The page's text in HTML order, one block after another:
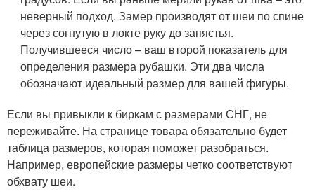
неверный подход. Замер производят от шеи по спине
через согнутую в локте руку до запястья.
Получившееся число – ваш второй показатель для
определения размера рубашки. Эти два числа
обозначают идеальный размер для вашей фигуры.
Если вы привыкли к биркам с размерами СНГ, не
переживайте. На странице товара обязательно будет
таблица размеров, которая поможет разобраться.
Например, европейские размеры четко соответствуют
обхвату шеи.